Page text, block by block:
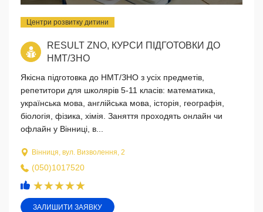
Центри розвитку дитини
RESULT ZNO, КУРСИ ПІДГОТОВКИ ДО
НМТ/ЗНО
Якісна підготовка до НМТ/ЗНО з усіх предметів,
репетитори для школярів 5-11 класів: математика,
українська мова, англійська мова, історія, географія,
біологія, фізика, хімія. Заняття проходять онлайн чи
офлайн у Вінниці, в...
Вінниця, вул. Визволення, 2
(050)1017520
ЗАЛИШИТИ ЗАЯВКУ